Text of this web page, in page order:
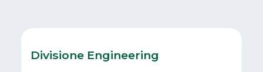
Divisione Engineering